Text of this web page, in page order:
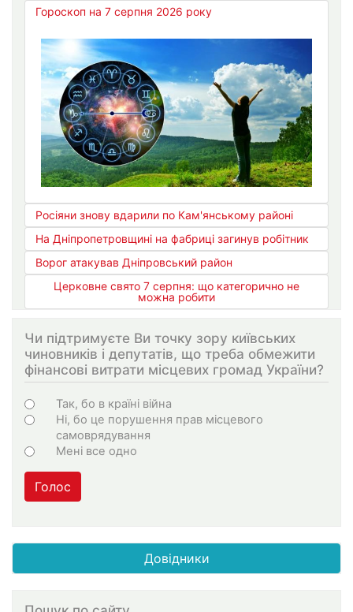
Гороскоп на 7 серпня 2026 року
Росіяни знову вдарили по Кам'янському районі
На Дніпропетровщині на фабриці загинув робітник
Ворог атакував Дніпровський район
Церковне свято 7 серпня: що категорично не
можна робити
Чи підтримуєте Ви точку зору київських
чиновників і депутатів, що треба обмежити
фінансові витрати місцевих громад України?
Варіанти
Так, бо в країні війна
Ні, бо це порушення прав місцевого
самоврядування
Мені все одно
Голос
Довідники